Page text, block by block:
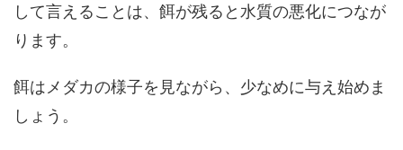
して言えることは、餌が残ると水質の悪化につなが
ります。
餌はメダカの様子を見ながら、少なめに与え始めま
しょう。